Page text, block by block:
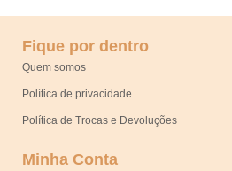
Fique por dentro
Quem somos
Política de privacidade
Política de Trocas e Devoluções
Minha Conta